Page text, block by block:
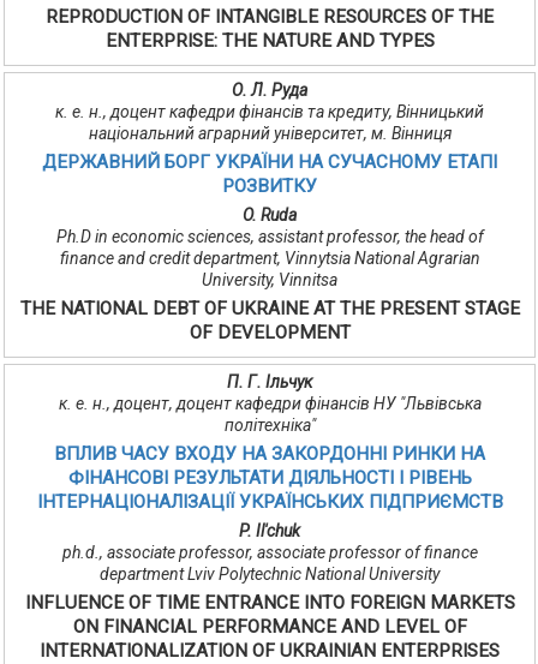
REPRODUCTION OF INTANGIBLE RESOURCES OF THE
ENTERPRISE: THE NATURE AND TYPES
О. Л. Руда
к. е. н., доцент кафедри фінансів та кредиту, Вінницький
національний аграрний університет, м. Вінниця
ДЕРЖАВНИЙ БОРГ УКРАЇНИ НА СУЧАСНОМУ ЕТАПІ
РОЗВИТКУ
O. Ruda
Ph.D in economic sciences, assistant professor, the head of
finance and credit department, Vinnytsia National Agrarian
University, Vinnitsa
THE NATIONAL DEBT OF UKRAINE AT THE PRESENT STAGE
OF DEVELOPMENT
П. Г. Ільчук
к. е. н., доцент, доцент кафедри фінансів НУ "Львівська
політехніка"
ВПЛИВ ЧАСУ ВХОДУ НА ЗАКОРДОННІ РИНКИ НА
ФІНАНСОВІ РЕЗУЛЬТАТИ ДІЯЛЬНОСТІ І РІВЕНЬ
ІНТЕРНАЦІОНАЛІЗАЦІЇ УКРАЇНСЬКИХ ПІДПРИЄМСТВ
P. Il'chuk
ph.d., associate professor, associate professor of finance
department Lviv Polytechnic National University
INFLUENCE OF TIME ENTRANCE INTO FOREIGN MARKETS
ON FINANCIAL PERFORMANCE AND LEVEL OF
INTERNATIONALIZATION OF UKRAINIAN ENTERPRISES